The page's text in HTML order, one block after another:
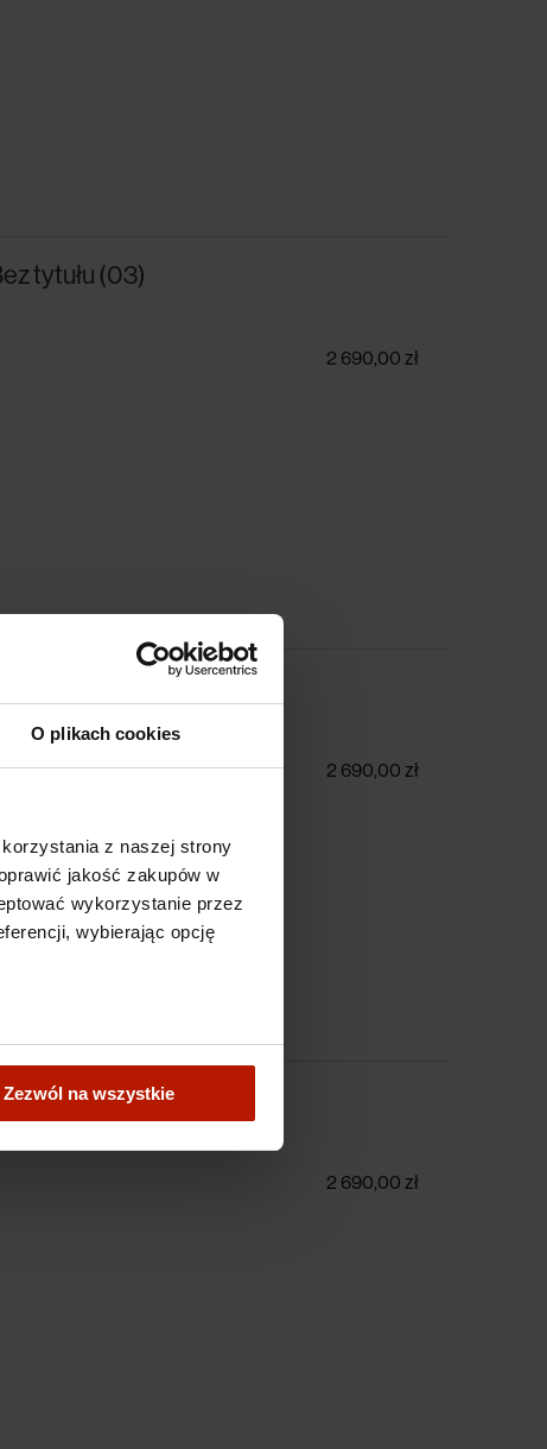
O plikach cookies
z naszej strony
jakość zakupów w
wykorzystanie przez
wybierając opcję
Zezwól na wszystkie
tytułu (03)
2 690,00 zł
2 690,00 zł
tytułu (01)
2 690,00 zł